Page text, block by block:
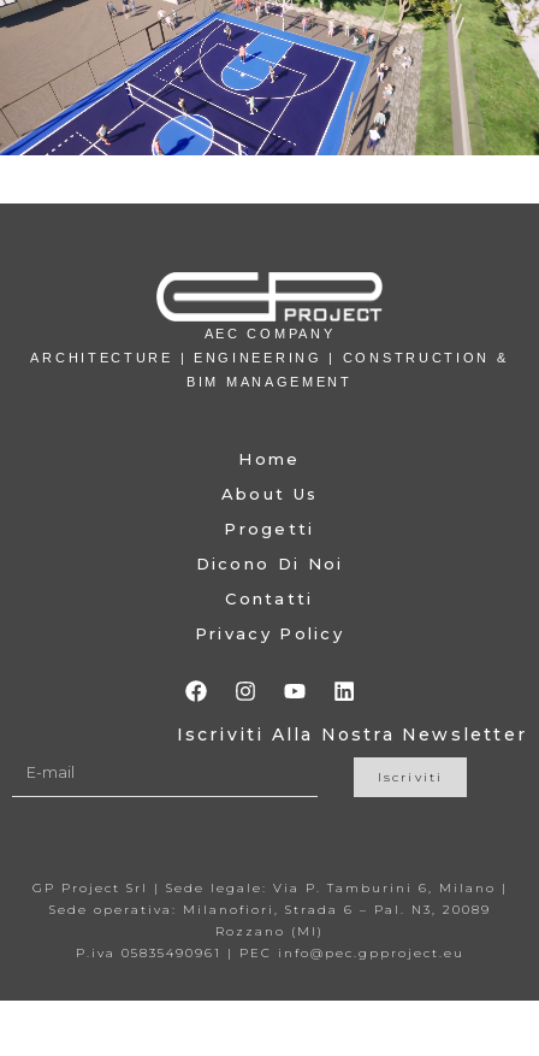
AEC COMPANY
ARCHITECTURE | ENGINEERING | CONSTRUCTION &
BIM MANAGEMENT
Home
About Us
Progetti
Dicono Di Noi
Contatti
Privacy Policy
Iscriviti Alla Nostra Newsletter
Iscriviti
GP Project Srl | Sede legale: Via P. Tamburini 6, Milano |
Sede operativa: Milanofiori, Strada 6 – Pal. N3, 20089
Rozzano (MI)
P.iva 05835490961 | PEC info@pec.gpproject.eu